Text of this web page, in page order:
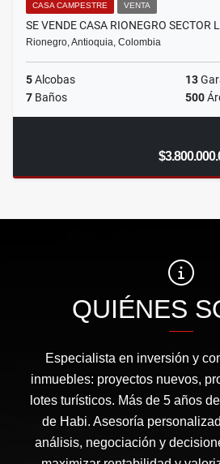
CASA CAMPESTRE VENTA
SE VENDE CASA RIONEGRO SECTOR
Rionegro, Antioquia, Colombia
5Alcobas 13
7 Baños 500
QUIÉNES
Especialista en inversión y
inmuebles: proyectos nuevos,
lotes turísticos. Más de 5 años
de Habi. Asesoría
análisis, negociación y